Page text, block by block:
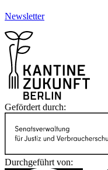
Newsletter
Gefördert durch:
Durchgeführt von: